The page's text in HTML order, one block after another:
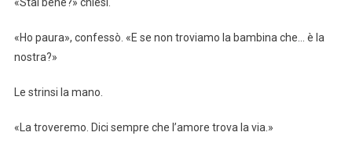
«Ho paura», confessò. «E se non troviamo la bambina che… è la
nostra?»
Le strinsi la mano.
«La troveremo. Dici sempre che l’amore trova la via.»